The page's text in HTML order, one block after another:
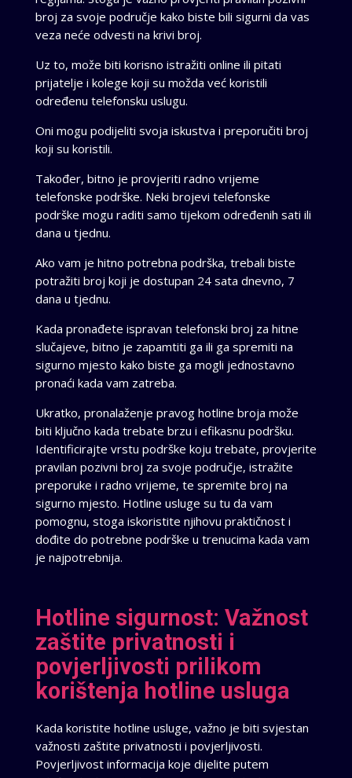
broj za svoje područje kako biste bili sigurni da vas
veza neće odvesti na krivi broj.
Uz to, može biti korisno istražiti online ili pitati
prijatelje i kolege koji su možda već koristili
određenu telefonsku uslugu.
Oni mogu podijeliti svoja iskustva i preporučiti broj
koji su koristili.
Također, bitno je provjeriti radno vrijeme
telefonske podrške. Neki brojevi telefonske
podrške mogu raditi samo tijekom određenih sati ili
dana u tjednu.
Ako vam je hitno potrebna podrška, trebali biste
potražiti broj koji je dostupan 24 sata dnevno, 7
dana u tjednu.
Kada pronađete ispravan telefonski broj za hitne
slučajeve, bitno je zapamtiti ga ili ga spremiti na
sigurno mjesto kako biste ga mogli jednostavno
pronaći kada vam zatreba.
Ukratko, pronalaženje pravog hotline broja može
biti ključno kada trebate brzu i efikasnu podršku.
Identificirajte vrstu podrške koju trebate, provjerite
pravilan pozivni broj za svoje područje, istražite
preporuke i radno vrijeme, te spremite broj na
sigurno mjesto. Hotline usluge su tu da vam
pomognu, stoga iskoristite njihovu praktičnost i
dođite do potrebne podrške u trenucima kada vam
je najpotrebnija.
Hotline sigurnost: Važnost
zaštite privatnosti i
povjerljivosti prilikom
korištenja hotline usluga
Kada koristite hotline usluge, važno je biti svjestan
važnosti zaštite privatnosti i povjerljivosti.
Povjerljivost informacija koje dijelite putem